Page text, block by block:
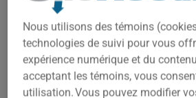
Nous n'avons pas encore
d'assurance auto pour ce véhicule.
Essayez un autre modèle ou une
commencez une soumission pour un
Nous utilisons des témoins
technologies de suivi pour vous
expérience numérique et du
acceptant les témoins, vous
utilisation. Vous pouvez modifier